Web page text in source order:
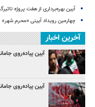
آیین‌ بهره‌برداری از هفت پروژه
چهارمین رویداد آیینی «محرم شهر»
آخرین اخبار
آیین پیاده‌روی
آیین پیاده‌روی